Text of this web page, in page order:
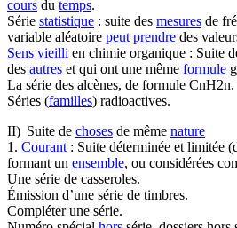
cours du temps.
Série statistique : suite des mesures de
variable aléatoire peut prendre des
Sens vieilli en chimie organique : Suite
des autres et qui ont une même formule
La série des alcènes, de formule CnH2n.
Séries (familles) radioactives.
II) Suite de choses de même nature
1. Courant : Suite déterminée et limitée
formant un ensemble, ou considérées
Une série de casseroles.
Émission d’une série de timbres.
Compléter une série.